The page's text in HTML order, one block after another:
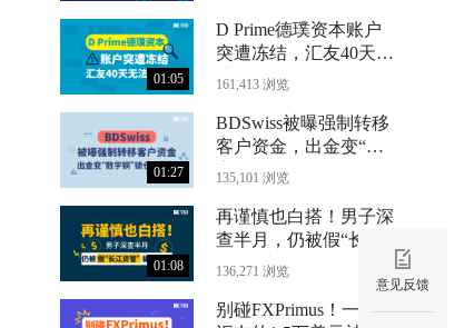
01:05
D Prime德璞资本账户
突遭冻结，汇友40天无
法出金
161,413 浏览
01:27
BDSwiss被曝强制转移
客户资金，出金变“数
字铜”锁仓24个月
135,101 浏览
01:08
再谨慎也白搭！男子深
查半月，仍被假“长江
资管”骗光71万
136,271 浏览
别碰FXPrimus！一位
意见反馈